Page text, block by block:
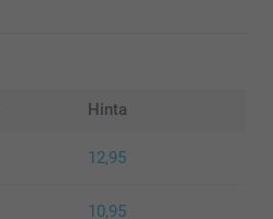
Hinta
12,95
10,95